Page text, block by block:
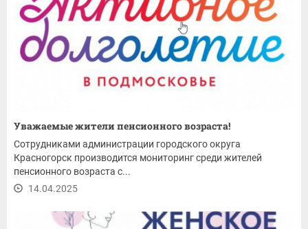
Уважаемые жители пенсионного возраста!
Сотрудниками администрации городского округа
Красногорск производится мониторинг среди жителей
пенсионного возраста с...
14.04.2025